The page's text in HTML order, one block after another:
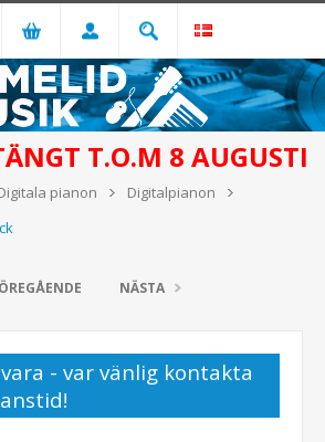
T.O.M 8 AUGUSTI
pianon
Digitalpianon
NÄSTA
- var vänlig kontakta